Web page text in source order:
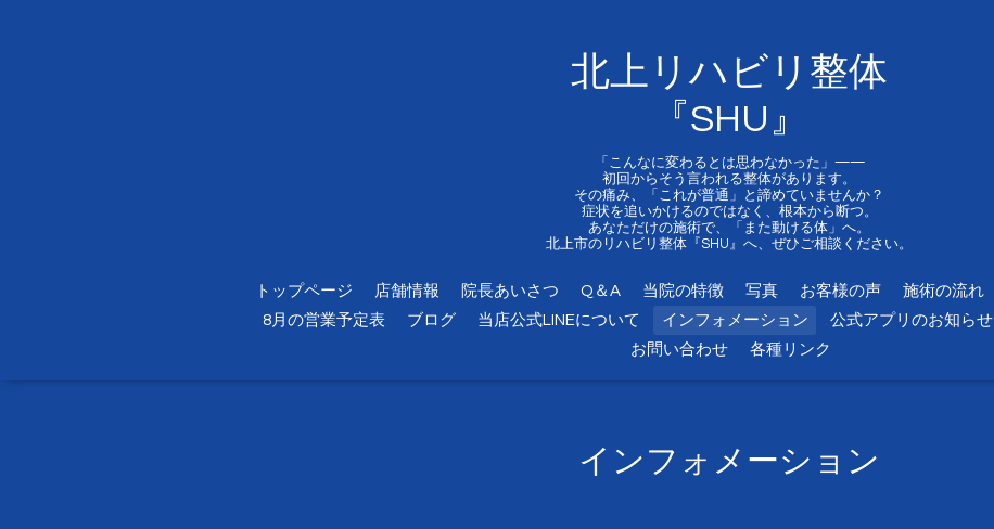
北上リハビリ整体
『SHU』
「こんなに変わるとは思わなかった」——
初回からそう言われる整体があります。
その痛み、「これが普通」と諦めていませんか？
症状を追いかけるのではなく、根本から断つ。
あなただけの施術で、「また動ける体」へ。
北上市のリハビリ整体『SHU』へ、ぜひご相談ください。
トップページ 店舗情報 院長あいさつ Q＆A 当院の特徴 写真 お客様の声 施術の流れ
8月の営業予定表
ブログ 当店公式LINEについて インフォメーション 公式アプリのお知らせ
お問い合わせ
各種リンク
インフォメーション